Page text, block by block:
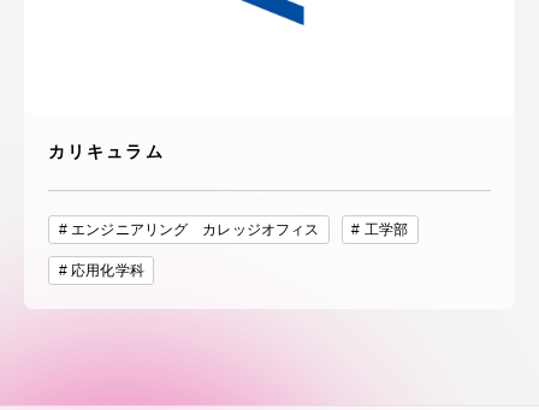
カリキュラム
エンジニアリング カレッジオフィス 工学部
応用化学科